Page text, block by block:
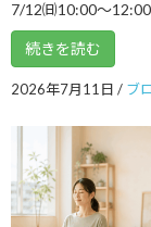
2024年8月
2024年7月
2024年6月
2024年5月
2024年4月
2024年3月
7/12㈰10:00～
続きを読む
2026年7月11日 / ブ